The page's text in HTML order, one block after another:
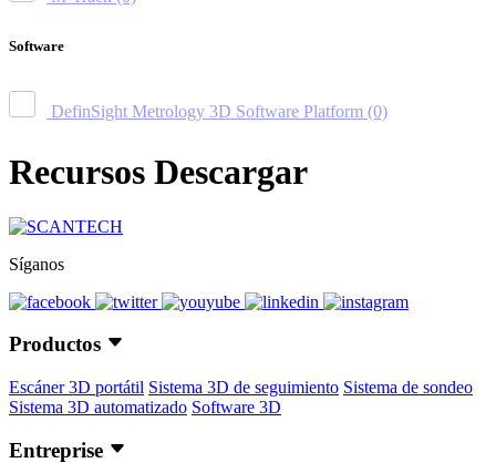
Software
DefinSight Metrology 3D Software Platform (0)
Recursos Descargar
Síganos
Productos
Escáner 3D portátil Sistema 3D de seguimiento Sistema de sondeo
Sistema 3D automatizado Software 3D
Entreprise